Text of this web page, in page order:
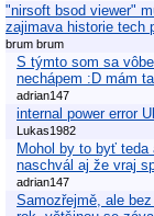
"nirsoft bsod viewer"
zajimava historie tech
brum brum
S týmto som sa
nechápem :D mám
adrian147
internal power error
Lukas1982
Mohol by to byť teda
naschvál aj že vraj
adrian147
Samozřejmě, ale